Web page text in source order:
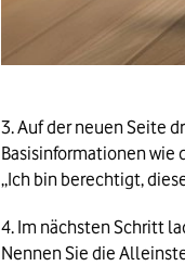
3. Auf der neuen Seite
Basisinformationen wie
„Ich bin berechtigt,
4. Im nächsten Schritt
Nennen Sie die